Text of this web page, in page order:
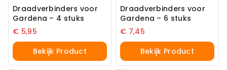
Draadverbinders voor
Gardena – 4 stuks
€ 5,95
Bekijk Product
Draadverbinders voor
Gardena – 6 stuks
€ 7,45
Bekijk Product